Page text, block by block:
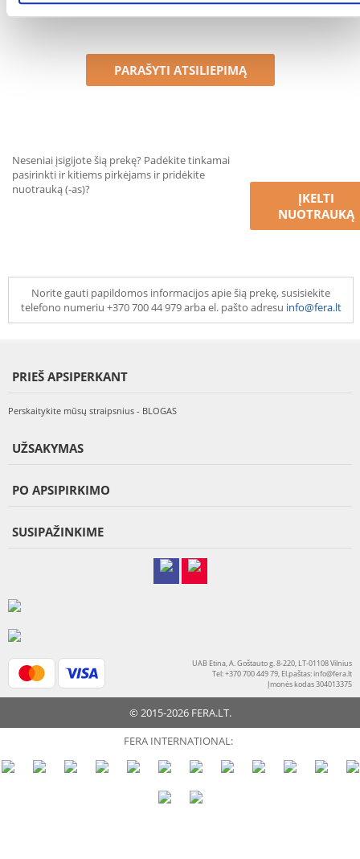
PARAŠYTI ATSILIEPIMĄ
Neseniai įsigijote šią prekę? Padėkite tinkamai
pasirinkti ir kitiems pirkėjams ir pridėkite
nuotrauką (-as)?
ĮKELTI
NUOTRAUKĄ
Norite gauti papildomos informacijos apie šią prekę, susisiekite
telefono numeriu +370 700 44 979 arba el. pašto adresu info@fera.lt
PRIEŠ APSIPERKANT
Perskaitykite mūsų straipsnius - BLOGAS
UŽSAKYMAS
PO APSIPIRKIMO
SUSIPAŽINKIME
UAB Etina, A. Goštauto g. 8-220, LT-01108 Vilnius
Tel: +370 700 449 79, El.paštas:info@fera.lt
Įmonės kodas 304013375
© 2015-2026 FERA.LT.
FERA INTERNATIONAL: